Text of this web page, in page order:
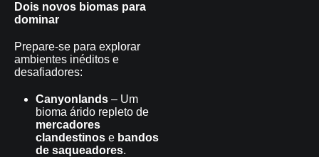
Dois novos biomas para
dominar
Prepare-se para explorar
ambientes inéditos e
desafiadores:
Canyonlands – Um
bioma árido repleto de
mercadores
clandestinos e bandos
de saqueadores.